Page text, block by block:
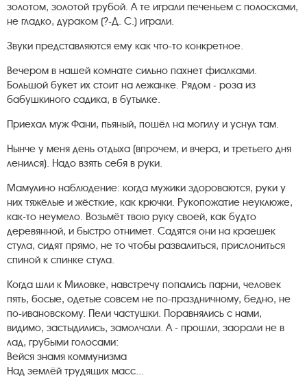
золотом, золотой трубой. А те играли печеньем с полосками,
не гладко, дураком (?-Д. С.) играли.
Звуки представляются ему как что-то конкретное.
Вечером в нашей комнате сильно пахнет фиалками.
Большой букет их стоит на лежанке. Рядом - роза из
бабушкиного садика, в бутылке.
Приехал муж Фани, пьяный, пошёл на могилу и уснул там.
Нынче у меня день отдыха (впрочем, и вчера, и третьего дня
ленился). Надо взять себя в руки.
Мамулино наблюдение: когда мужики здороваются, руки у
них тяжёлые и жёсткие, как крючки. Рукопожатие неуклюже,
как-то неумело. Возьмёт твою руку своей, как будто
деревянной, и быстро отнимет. Садятся они на краешек
стула, сидят прямо, не то чтобы развалиться, прислониться
спиной к спинке стула.
Когда шли к Миловке, навстречу попались парни, человек
пять, босые, одетые совсем не по-праздничному, бедно, не
по-ивановскому. Пели частушки. Поравнялись с нами,
видимо, застыдились, замолчали. А - прошли, заорали не в
лад, грубыми голосами:
Вейся знамя коммунизма
Над землёй трудящих масс...